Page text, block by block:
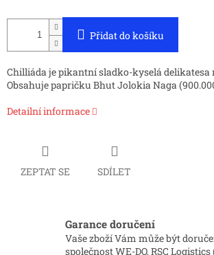
Přidat do košíku
Chilliáda je pikantní sladko-kyselá delikatesa
Obsahuje papričku Bhut Jolokia Naga
Detailní informace
ZEPTAT SE SDÍLET
Garance doručení
Vaše zboží Vám může být
společnost WE-DO, RSC Logistics